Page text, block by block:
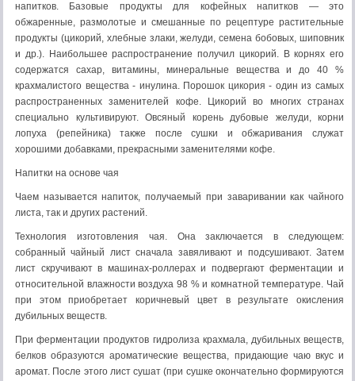
напитков. Базовые продукты для кофейных напитков — это
обжаренные, размолотые и смешанные по рецептуре растительные
продукты (цикорий, хлебные злаки, желуди, семена бобовых, шиповник
и др.). Наибольшее распространение получил цикорий. В корнях его
содержатся сахар, витамины, минеральные вещества и до 40 %
крахмалистого вещества - инулина. Порошок цикория - один из самых
распространенных заменителей кофе. Цикорий во многих странах
специально культивируют. Овсяный корень дубовые желуди, корни
лопуха (репейника) также после сушки и обжаривания служат
хорошими добавками, прекрасными заменителями кофе.
Напитки на основе чая
Чаем называется напиток, получаемый при заваривании как чайного
листа, так и других растений.
Технология изготовления чая. Она заключается в следующем:
собранный чайный лист сначала завяливают и подсушивают. Затем
лист скручивают в машинах-роллерах и подвергают ферментации и
относительной влажности воздуха 98 % и комнатной температуре. Чай
при этом приобретает коричневый цвет в результате окисления
дубильных веществ.
При ферментации продуктов гидролиза крахмала, дубильных веществ,
белков образуются ароматические вещества, придающие чаю вкус и
аромат. После этого лист сушат (при сушке окончательно формируются